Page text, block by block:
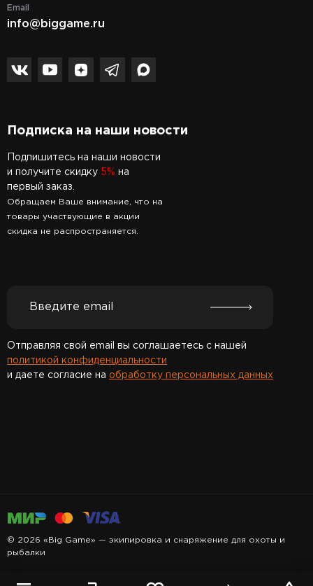
Email
info@biggame.ru
Подписка на наши новости
Подпишитесь на наши новости
и получите скидку 5% на
первый заказ.
Обращаем Ваше внимание, что на
товары участвующие в акции
скидка не распространяется.
Отправляя свой email вы соглашаетесь с нашей
политикой конфиденциальности
и даете согласие на обработку персональных данных
© 2026 «Big Game» — экипировка и снаряжение для охоты и
рыбалки